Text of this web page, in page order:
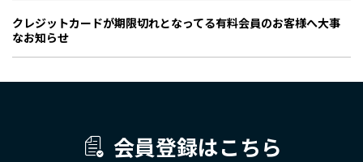
クレジットカードが期限切れとなってる有料会員のお客様へ大事
なお知らせ
会員登録はこちら